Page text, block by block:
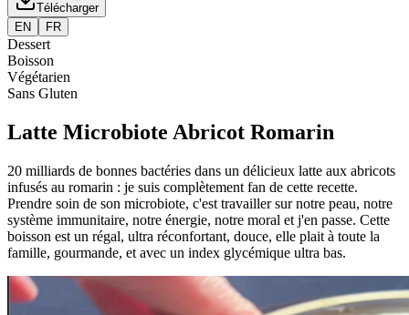
Télécharger
EN
FR
Dessert
Boisson
Végétarien
Sans Gluten
Latte Microbiote Abricot Romarin
20 milliards de bonnes bactéries dans un délicieux latte aux abricots
infusés au romarin : je suis complètement fan de cette recette.
Prendre soin de son microbiote, c'est travailler sur notre peau, notre
système immunitaire, notre énergie, notre moral et j'en passe. Cette
boisson est un régal, ultra réconfortant, douce, elle plait à toute la
famille, gourmande, et avec un index glycémique ultra bas.